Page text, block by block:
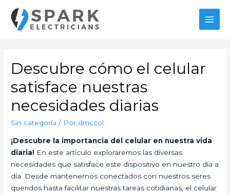
contenido
Descubre cómo el celular
satisface nuestras
necesidades diarias
Sin categoría / Por dmccol
¡Descubre la importancia del celular en nuestra vida
diaria! En este artículo exploraremos las diversas
necesidades que satisface este dispositivo en nuestro día a
día. Desde mantenernos conectados con nuestros seres
queridos hasta facilitar nuestras tareas cotidianas, el celular